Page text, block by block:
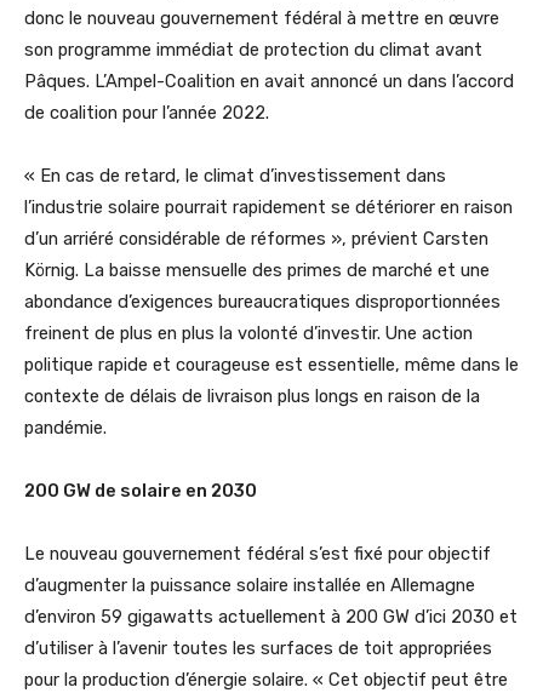
donc le nouveau gouvernement fédéral à mettre en œuvre
son programme immédiat de protection du climat avant
Pâques. L’Ampel-Coalition en avait annoncé un dans l’accord
de coalition pour l’année 2022.
« En cas de retard, le climat d’investissement dans
l’industrie solaire pourrait rapidement se détériorer en raison
d’un arriéré considérable de réformes », prévient Carsten
Körnig. La baisse mensuelle des primes de marché et une
abondance d’exigences bureaucratiques disproportionnées
freinent de plus en plus la volonté d’investir. Une action
politique rapide et courageuse est essentielle, même dans le
contexte de délais de livraison plus longs en raison de la
pandémie.
200 GW de solaire en 2030
Le nouveau gouvernement fédéral s’est fixé pour objectif
d’augmenter la puissance solaire installée en Allemagne
d’environ 59 gigawatts actuellement à 200 GW d’ici 2030 et
d’utiliser à l’avenir toutes les surfaces de toit appropriées
pour la production d’énergie solaire. « Cet objectif peut être